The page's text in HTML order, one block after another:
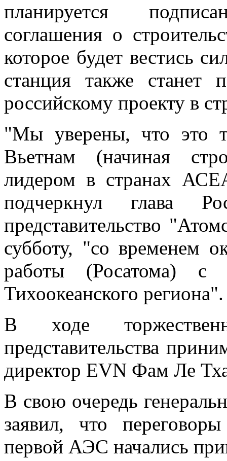
планируется
соглашения о
которое будет вестись
станция также станет
российскому проекту в
"Мы уверены, что это
Вьетнам (начиная
лидером в странах
подчеркнул глава
представительство
субботу, "со временем
работы (Росатома) с
Тихоокеанского региона".
В ходе
представительства
директор EVN Фам Ле
В свою очередь
заявил, что
первой АЭС начались